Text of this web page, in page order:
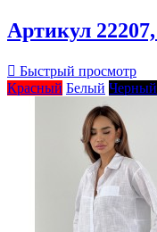
Артикул
 Быстрый просмотр
Красный Белый Черный